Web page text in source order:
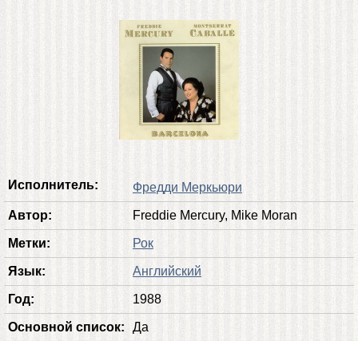
Исполнитель: Фредди Меркьюри
Автор: Freddie Mercury, Mike Moran
Метки: Рок
Язык: Английский
Год: 1988
Основной список: Да